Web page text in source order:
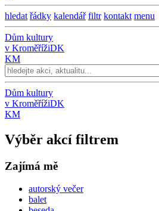
hledat řádky kalendář filtr kontakt menu
Dům kultury
v KroměřížiDK
KM
Dům kultury
v KroměřížiDK
KM
Výběr akcí filtrem
Zajímá mě
autorský večer
balet